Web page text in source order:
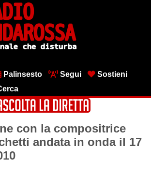
Palinsesto Segui
Sostieni
con la compositrice
andata in onda il 17